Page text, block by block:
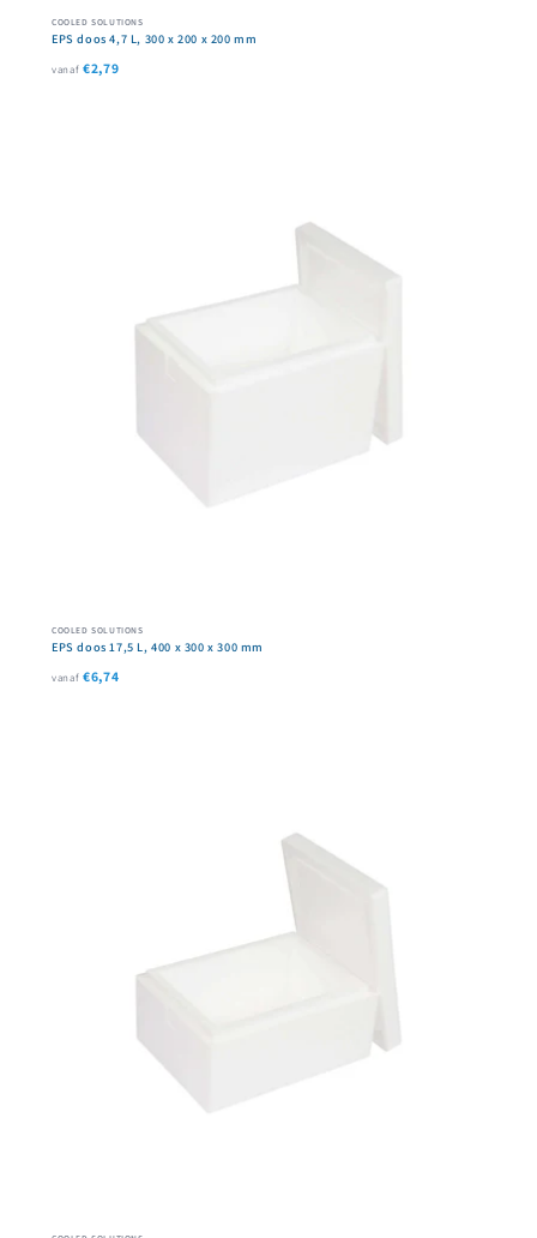
COOLED SOLUTIONS
EPS doos 4,7 L, 300 x 200 x 200 mm
vanaf €2,79
COOLED SOLUTIONS
EPS doos 17,5 L, 400 x 300 x 300 mm
vanaf €6,74